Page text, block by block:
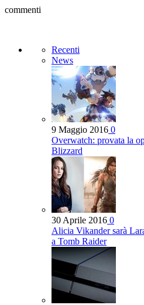
commenti
Recenti
News
9 Maggio 2016 0
Overwatch: provata la
Blizzard
30 Aprile 2016 0
Alicia Vikander sarà
a Tomb Raider